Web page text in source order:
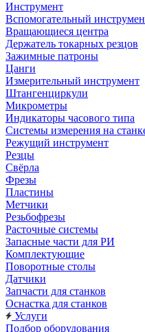
Инструмент
Вспомогательный
Вращающиеся центра
Держатель токарных резцов
Зажимные патроны
Цанги
Измерительный инструмент
Штангенциркули
Микрометры
Индикаторы часового типа
Системы измерения на
Режущий инструмент
Резцы
Свёрла
Фрезы
Пластины
Метчики
Резьбофрезы
Расточные системы
Запасные части для РИ
Комплектующие
Поворотные столы
Датчики
Запчасти для станков
Оснастка для станков
Услуги
Подбор оборудования